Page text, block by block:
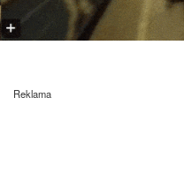
Reklama